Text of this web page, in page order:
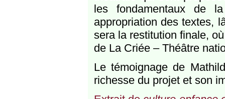
les fondamentaux de
appropriation des textes,
sera la restitution finale,
de La Criée – Théâtre
Le témoignage de
richesse du projet et son